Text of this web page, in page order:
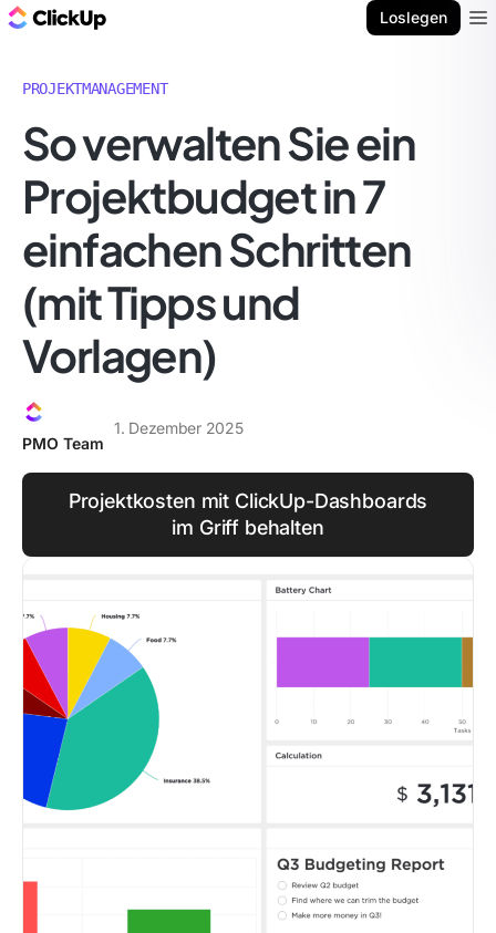
Loslegen
PROJEKTMANAGEMENT
So verwalten Sie ein
Projektbudget in 7
einfachen Schritten
(mit Tipps und
Vorlagen)
PMO Team
1. Dezember 2025
Projektkosten mit ClickUp-Dashboards
im Griff behalten